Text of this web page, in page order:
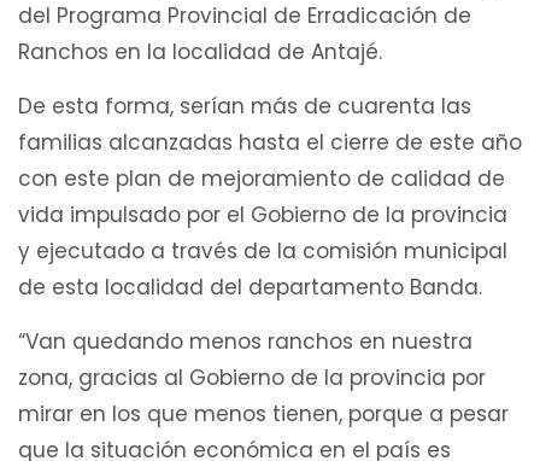
del Programa Provincial de Erradicación de
Ranchos en la localidad de Antajé.
De esta forma, serían más de cuarenta las
familias alcanzadas hasta el cierre de este año
con este plan de mejoramiento de calidad de
vida impulsado por el Gobierno de la provincia
y ejecutado a través de la comisión municipal
de esta localidad del departamento Banda.
“Van quedando menos ranchos en nuestra
zona, gracias al Gobierno de la provincia por
mirar en los que menos tienen, porque a pesar
que la situación económica en el país es